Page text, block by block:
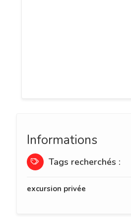
Informations
Tags recherchés :
excursion privée